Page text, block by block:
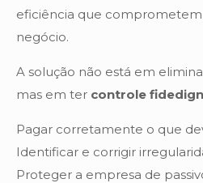
eficiência que
negócio.
A solução não está em
mas em ter controle
Pagar corretamente o que
Identificar e corrigir
Proteger a empresa de